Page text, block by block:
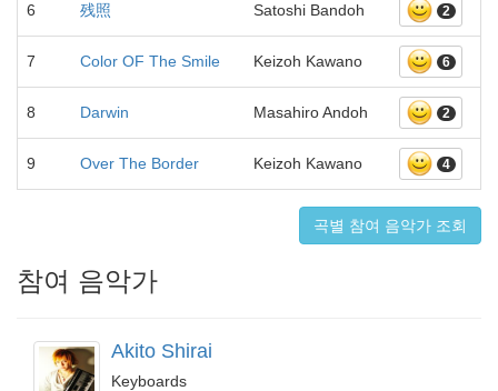
6 残照 Satoshi Bandoh 2
7 Color OF The Smile Keizoh Kawano 6
8 Darwin Masahiro Andoh 2
9 Over The Border Keizoh Kawano 4
곡별 참여 음악가 조회
참여 음악가
Akito Shirai
Keyboards